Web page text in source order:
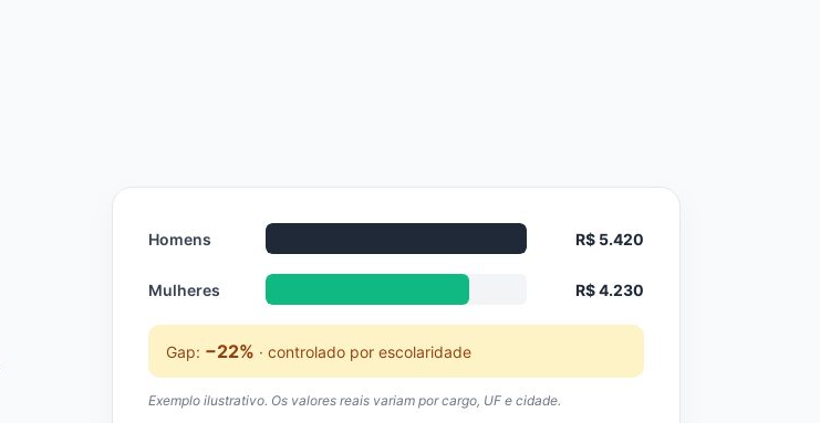
Homens R$ 5.420
Mulheres R$ 4.230
Gap: −22% · controlado por escolaridade
Exemplo ilustrativo. Os valores reais variam por cargo, UF e cidade.